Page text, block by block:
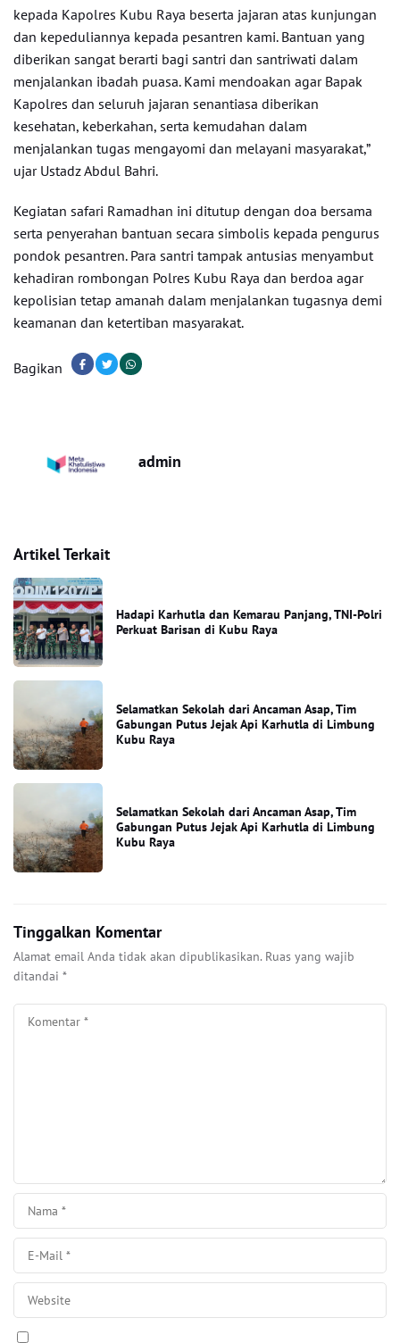
kepada Kapolres Kubu Raya beserta jajaran atas kunjungan
dan kepeduliannya kepada pesantren kami. Bantuan yang
diberikan sangat berarti bagi santri dan santriwati dalam
menjalankan ibadah puasa. Kami mendoakan agar Bapak
Kapolres dan seluruh jajaran senantiasa diberikan
kesehatan, keberkahan, serta kemudahan dalam
menjalankan tugas mengayomi dan melayani masyarakat,”
ujar Ustadz Abdul Bahri.
Kegiatan safari Ramadhan ini ditutup dengan doa bersama
serta penyerahan bantuan secara simbolis kepada pengurus
pondok pesantren. Para santri tampak antusias menyambut
kehadiran rombongan Polres Kubu Raya dan berdoa agar
kepolisian tetap amanah dalam menjalankan tugasnya demi
keamanan dan ketertiban masyarakat.
Bagikan
admin
Artikel Terkait
Hadapi Karhutla dan Kemarau Panjang, TNI-Polri
Perkuat Barisan di Kubu Raya
Selamatkan Sekolah dari Ancaman Asap, Tim
Gabungan Putus Jejak Api Karhutla di Limbung
Kubu Raya
Selamatkan Sekolah dari Ancaman Asap, Tim
Gabungan Putus Jejak Api Karhutla di Limbung
Kubu Raya
Tinggalkan Komentar
Alamat email Anda tidak akan dipublikasikan. Ruas yang wajib
ditandai *